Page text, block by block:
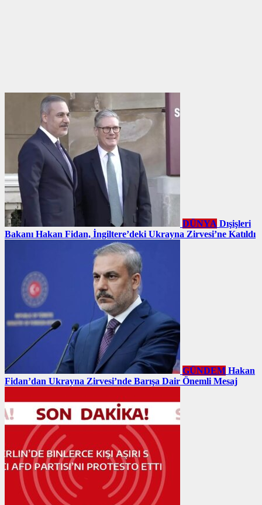
DÜNYA Dışişleri
Bakanı Hakan Fidan, İngiltere’deki Ukrayna Zirvesi’ne Katıldı
GÜNDEM Hakan
Fidan’dan Ukrayna Zirvesi’nde Barışa Dair Önemli Mesaj